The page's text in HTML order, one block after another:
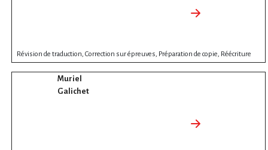
Révision de traduction, Correction sur épreuves, Préparation de copie, Réécriture
Muriel
Galichet